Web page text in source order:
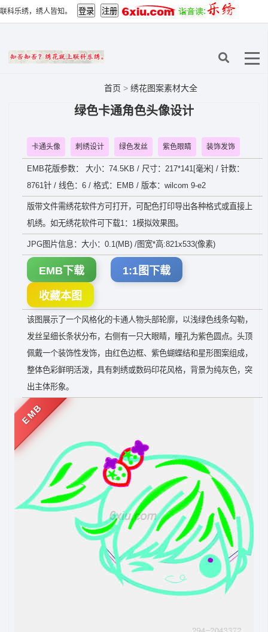
联科乐绣，绣人皆知。
首页 > 绣花图案素材大全
绿色卡通角色头像设计
卡通头像 刺绣设计 绿色发丝 紫色眼睛 装饰发饰
EMB花版参数： 大小：74.5KB / 尺寸：217*141[毫米] / 针数：
8761针 / 线色：6 / 格式：EMB / 版本：wilcom 9-e2
版带文件需绣花软件方可打开，可配色打印导出各种格式或直接上
机绣。如无绣花软件可下载1：1模拟效果图。
JPG图片信息：大小：0.1(MB) /图宽*高:821x533(像素)
EMB下载 1:1图下载
收藏本图
该图展示了一个风格化的卡通人物头部轮廓，以浅绿色线条勾勒，
发丝呈细长条状分布，右侧有一只大眼睛，瞳孔为紫色圆点。头顶
佩戴一个装饰性发饰，由红色边框、紫色蝴蝶结和星形图案组成，
整体色彩鲜明活泼，具有刺绣或数码印花风格，背景为纯灰色，突
出主体形象。
EMB